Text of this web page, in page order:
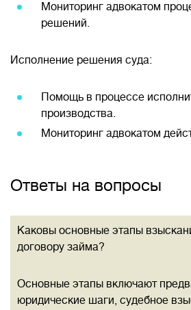
Мониторинг адвокатом
решений.
Исполнение решения суда:
Помощь в процессе
производства.
Мониторинг адвокатом
Ответы на вопросы
Каковы основные этапы
договору займа?
Основные этапы включают
юридические шаги, судебное